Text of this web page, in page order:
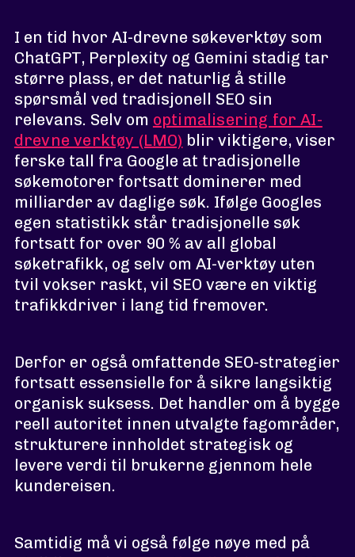
I en tid hvor AI-drevne søkeverktøy som
ChatGPT, Perplexity og Gemini stadig tar
større plass, er det naturlig å stille
spørsmål ved tradisjonell SEO sin
relevans. Selv om optimalisering for AI-
drevne verktøy (LMO) blir viktigere, viser
ferske tall fra Google at tradisjonelle
søkemotorer fortsatt dominerer med
milliarder av daglige søk. Ifølge Googles
egen statistikk står tradisjonelle søk
fortsatt for over 90 % av all global
søketrafikk, og selv om AI-verktøy uten
tvil vokser raskt, vil SEO være en viktig
trafikkdriver i lang tid fremover.
Derfor er også omfattende SEO-strategier
fortsatt essensielle for å sikre langsiktig
organisk suksess. Det handler om å bygge
reell autoritet innen utvalgte fagområder,
strukturere innholdet strategisk og
levere verdi til brukerne gjennom hele
kundereisen.
Samtidig må vi også følge nøye med på